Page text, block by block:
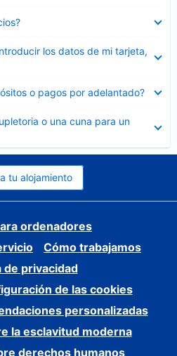
los datos de mi tarjeta,
o pagos por adelantado?
o una cuna para un
tu alojamiento
ordenadores
Cómo trabajamos
de privacidad
de las cookies
personalizadas
la esclavitud moderna
derechos humanos